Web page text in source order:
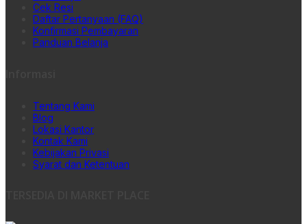
Cek Resi
Daftar Pertanyaan (FAQ)
Konfirmasi Pembayaran
Panduan Belanja
Tentang Kami
Blog
Lokasi Kantor
Kontak Kami
Kebijakan Privasi
Syarat dan Ketentuan